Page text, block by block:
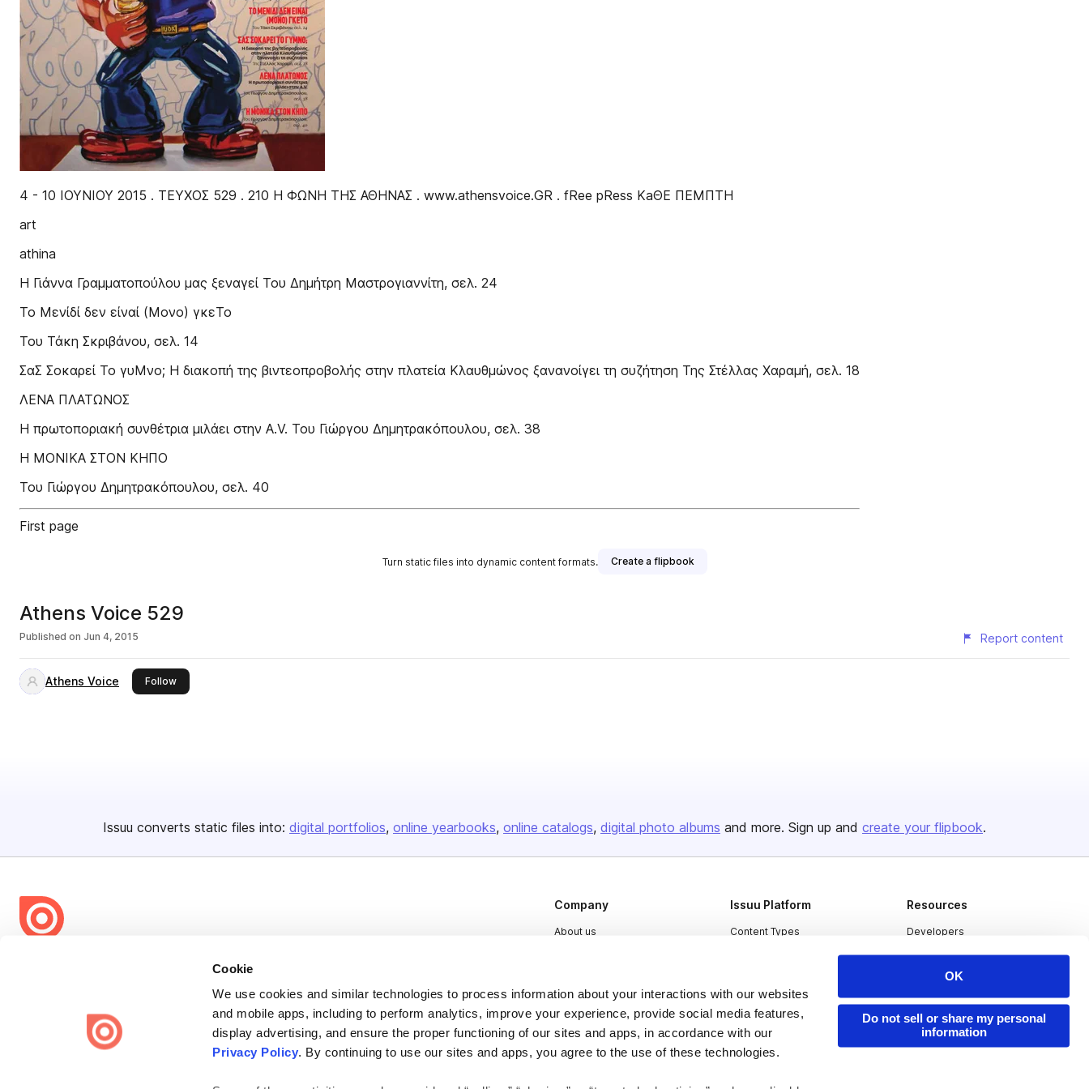
Cookie
We use cookies and similar technologies to process information about your interactions with our websites
and mobile apps, including to perform analytics, improve your experience, provide social media features,
display advertising, and ensure the proper functioning of our sites and apps, in accordance with our
Privacy Policy. By continuing to use our sites and apps, you agree to the use of these technologies.
OK
Do not sell or share my personal
information
4 - 10 ΙΟΥΝΙΟΥ 2015 . ΤΕΥΧΟΣ 529 . 210 Η ΦΩΝΗ ΤΗΣ ΑΘΗΝΑΣ . www.athensvoice.GR . fRee pRess KaΘΕ ΠΕΜΠΤΗ
art
athina
Η Γιάννα Γραμματοπούλου μας ξεναγεί Του Δημήτρη Μαστρογιαννίτη, σελ. 24
Το Μενίδί δεν είναί (Μονο) γκεΤο
Του Τάκη Σκριβάνου, σελ. 14
ΣαΣ Σοκαρεί Το γυΜνο; Η διακοπή της βιντεοπροβολής στην πλατεία Κλαυθμώνος ξανανοίγει τη συζήτηση Της Στέλλας Xαραμή, σελ. 18
ΛΕΝΑ ΠΛΑΤΩΝΟΣ
Η πρωτοποριακή συνθέτρια μιλάει στην A.V. Του Γιώργου Δημητρακόπουλου, σελ. 38
Η ΜΟΝΙΚΑ ΣΤΟΝ ΚΗΠΟ
Του Γιώργου Δημητρακόπουλου, σελ. 40
First page
Turn static files into dynamic content formats. Create a flipbook
Athens Voice 529
Published on Jun 4, 2015 Report content
Athens Voice Followthis publisher
Issuu converts static files into: digital portfolios online yearbooks online catalogs digital photo albums and more. Sign up and create your flipbook.
share everywhere.
Issuu turns PDFs and other files into interactive flipbooks and
engaging content for every channel.
Company
About us
Press
Contact
Issuu Platform
Content Types
Industries
Resources
Developers
Publisher Directory